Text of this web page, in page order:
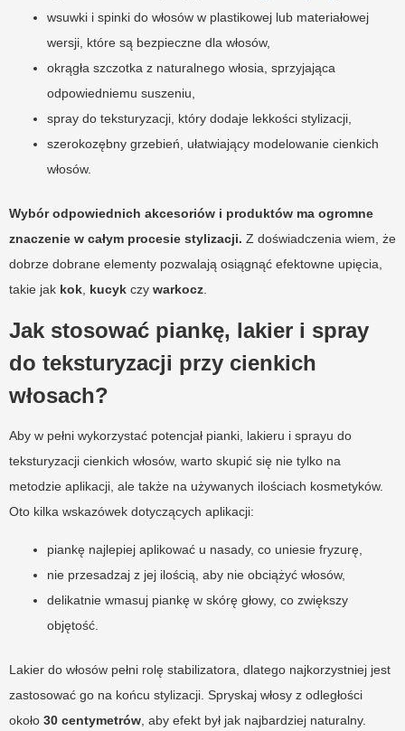
wsuwki i spinki do włosów w plastikowej lub materiałowej
wersji, które są bezpieczne dla włosów,
okrągła szczotka z naturalnego włosia, sprzyjająca
odpowiedniemu suszeniu,
spray do teksturyzacji, który dodaje lekkości stylizacji,
szerokozębny grzebień, ułatwiający modelowanie cienkich
włosów.
Wybór odpowiednich akcesoriów i produktów ma ogromne
znaczenie w całym procesie stylizacji. Z doświadczenia wiem, że
dobrze dobrane elementy pozwalają osiągnąć efektowne upięcia,
takie jak kok kucyk czy warkocz
Jak stosować piankę, lakier i spray
do teksturyzacji przy cienkich
włosach?
Aby w pełni wykorzystać potencjał pianki, lakieru i sprayu do
teksturyzacji cienkich włosów, warto skupić się nie tylko na
metodzie aplikacji, ale także na używanych ilościach kosmetyków.
Oto kilka wskazówek dotyczących aplikacji:
piankę najlepiej aplikować u nasady, co uniesie fryzurę,
nie przesadzaj z jej ilością, aby nie obciążyć włosów,
delikatnie wmasuj piankę w skórę głowy, co zwiększy
objętość.
Lakier do włosów pełni rolę stabilizatora, dlatego najkorzystniej jest
zastosować go na końcu stylizacji. Spryskaj włosy z odległości
około 30 centymetrów , aby efekt był jak najbardziej naturalny.